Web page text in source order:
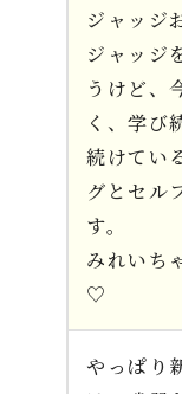
ジャッジ
ジャッジ
うけど、
く、学び
続けてい
グとセル
す。
みれいち
♡
やっぱり